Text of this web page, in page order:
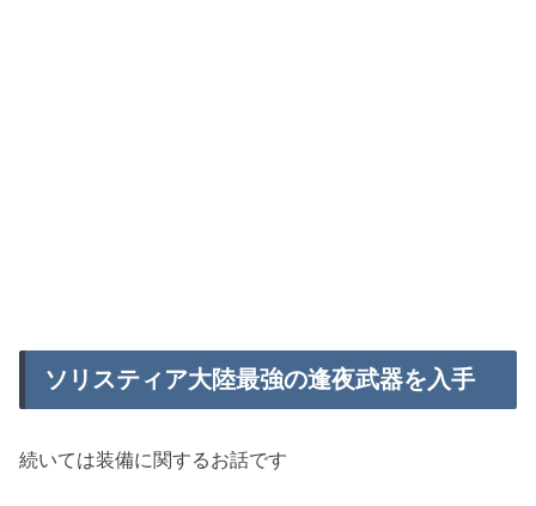
ソリスティア大陸最強の逢夜武器を入手
続いては装備に関するお話です